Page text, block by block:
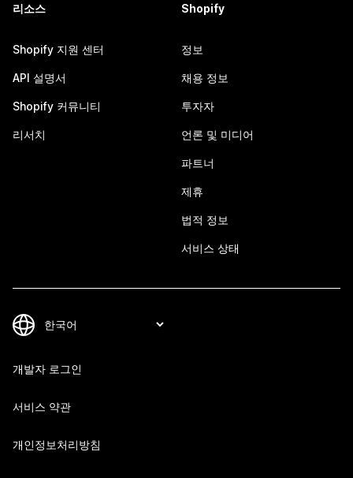
리소스
Shopify 지원 센터
API 설명서
Shopify 커뮤니티
리서치
Shopify
정보
채용 정보
투자자
언론 및 미디어
파트너
제휴
법적 정보
서비스 상태
개발자 로그인
서비스 약관
개인정보처리방침